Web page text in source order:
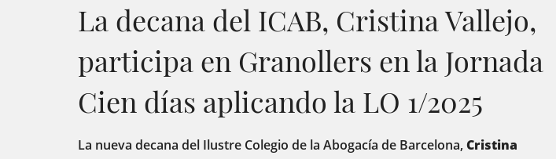
La decana del ICAB, Cristina Vallejo,
participa en Granollers en la Jornada
Cien días aplicando la LO 1/2025
La nueva decana del Ilustre Colegio de la Abogacía de Barcelona, ​​ Cristina